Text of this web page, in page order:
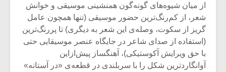
از میان شیوه‌های گونه‌گون همنشینی موسیقی و خوانش
شعر، از کم‌رنگ‌ترین حضور موسیقی (تنها همچون عامل
گریز از سکوت، وصله‌ی این شعر به دیگری) تا پررنگ‌ترین
(استفاده از صدای شاعر در جایگاه عنصر موسیقایی حتی
با حق ویرایش آکوستیکی)، آهنگساز پیش‌ازاین
آوانگاردترین شکل را با سربلندی در قطعه‌ی «در آستانه»